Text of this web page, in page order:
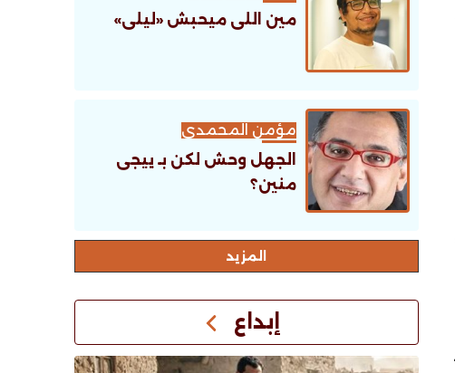
مين اللى ميحبش «ليلى»
مؤمن المحمدى
الجهل وحش لكن بـ ييجى
منين؟
اﻟﻤﺰﻳﺪ
إبداع